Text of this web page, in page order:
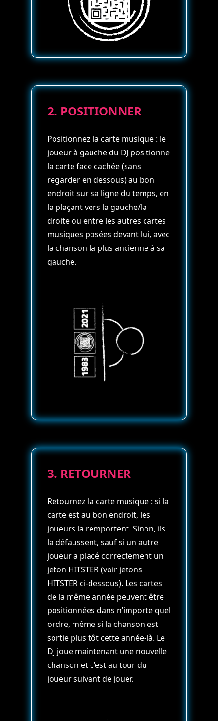
2. POSITIONNER
Positionnez la carte musique : le
joueur à gauche du DJ positionne
la carte face cachée (sans
regarder en dessous) au bon
endroit sur sa ligne du temps, en
la plaçant vers la gauche/la
droite ou entre les autres cartes
musiques posées devant lui, avec
la chanson la plus ancienne à sa
gauche.
3. RETOURNER
Retournez la carte musique : si la
carte est au bon endroit, les
joueurs la remportent. Sinon, ils
la défaussent, sauf si un autre
joueur a placé correctement un
jeton HITSTER (voir jetons
HITSTER ci-dessous). Les cartes
de la même année peuvent être
positionnées dans n’importe quel
ordre, même si la chanson est
sortie plus tôt cette année-là. Le
DJ joue maintenant une nouvelle
chanson et c’est au tour du
joueur suivant de jouer.